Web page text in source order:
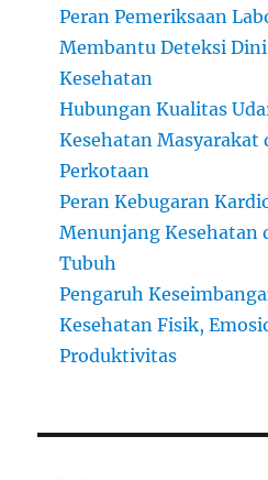
Peran Pemeriksaan
Membantu Deteksi
Kesehatan
Hubungan Kualitas
Kesehatan Masyarakat
Perkotaan
Peran Kebugaran
Menunjang Kesehatan
Tubuh
Pengaruh
Kesehatan Fisik,
Produktivitas